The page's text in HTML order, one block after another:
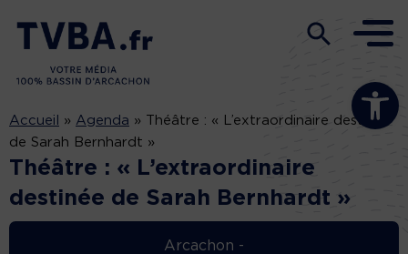
Ouvrir la
Accueil » Agenda »
Théâtre : « L’extraordinaire destinée
de Sarah Bernhardt »
Théâtre : « L’extraordinaire
destinée de Sarah Bernhardt »
Arcachon -